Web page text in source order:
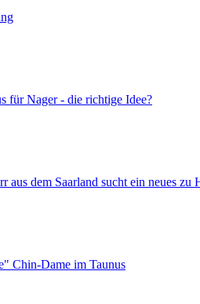
für Nager - die richtige Idee?
aus dem Saarland sucht ein neues zu
Chin-Dame im Taunus